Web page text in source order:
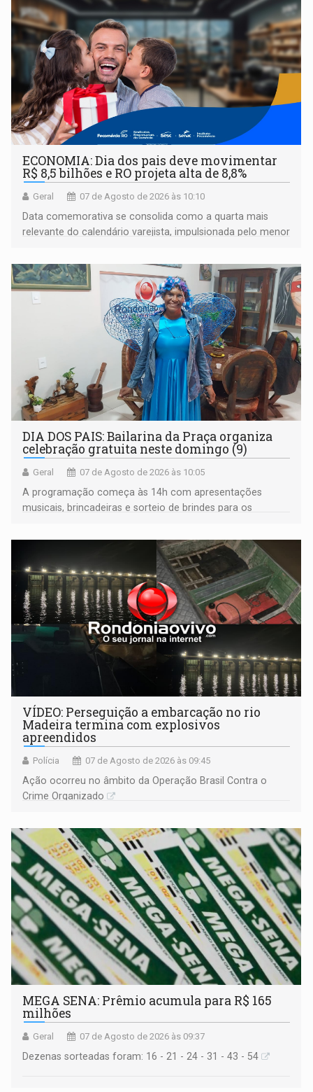
ECONOMIA: Dia dos pais deve movimentar
R$ 8,5 bilhões e RO projeta alta de 8,8%
Geral 07 de Agosto de 2026 às 10:10
Data comemorativa se consolida como a quarta mais
relevante do calendário varejista, impulsionada pelo menor
média do trabalhador
DIA DOS PAIS: Bailarina da Praça organiza
celebração gratuita neste domingo (9)
Geral 07 de Agosto de 2026 às 10:05
A programação começa às 14h com apresentações
musicais, brincadeiras e sorteio de brindes para os
bolo e canto de parabéns dedicado aos pais
VÍDEO: Perseguição a embarcação no rio
Madeira termina com explosivos
apreendidos
Polícia 07 de Agosto de 2026 às 09:45
Ação ocorreu no âmbito da Operação Brasil Contra o
Crime Organizado
MEGA SENA: Prêmio acumula para R$ 165
milhões
Geral 07 de Agosto de 2026 às 09:37
Dezenas sorteadas foram: 16 - 21 - 24 - 31 - 43 - 54